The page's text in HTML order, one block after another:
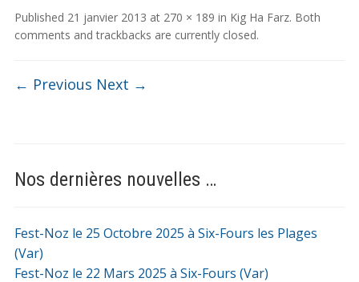
Published 21 janvier 2013 at 270 × 189 in Kig Ha Farz. Both
comments and trackbacks are currently closed.
← Previous Next →
Nos dernières nouvelles …
Fest-Noz le 25 Octobre 2025 à Six-Fours les Plages
(Var)
Fest-Noz le 22 Mars 2025 à Six-Fours (Var)